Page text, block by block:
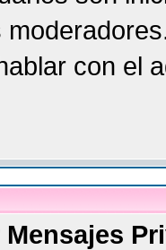
con el
Mensajes